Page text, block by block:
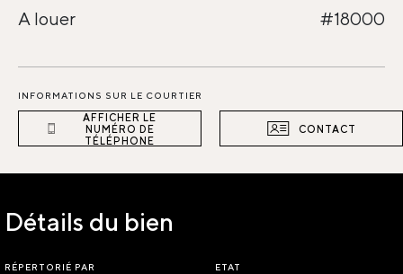
A louer #18000
INFORMATIONS SUR LE COURTIER
AFFICHER LE
NUMÉRO DE
TÉLÉPHONE
CONTACT
Détails du bien
RÉPERTORIÉ PAR ETAT